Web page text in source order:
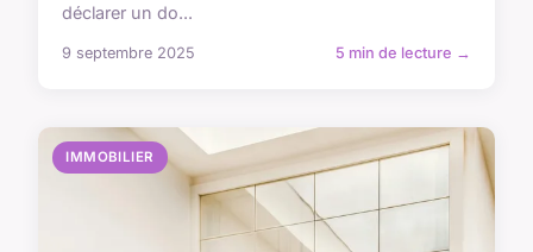
déclarer un do...
9 septembre 2025 5 min de lecture →
IMMOBILIER